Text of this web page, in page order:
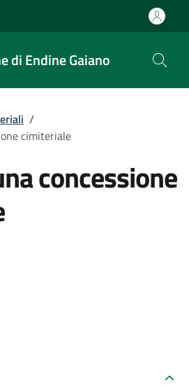
di Endine Gaiano
/
cimiteriale
concessione